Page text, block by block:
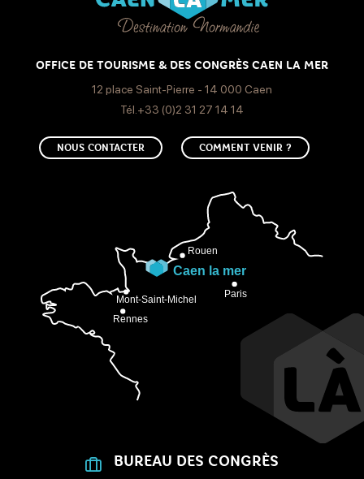
OFFICE DE TOURISME & DES CONGRÈS CAEN LA MER
12 place Saint-Pierre - 14 000 Caen
Tél.+33 (0)2 31 27 14 14
NOUS CONTACTER COMMENT VENIR ?
BUREAU DES CONGRÈS